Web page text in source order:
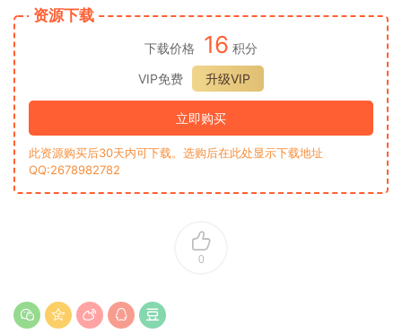
资源下载
下载价格 16 积分
VIP免费
升级VIP
立即购买
此资源购买后30天内可下载。选购后在此处显示下载地址
QQ:2678982782
0